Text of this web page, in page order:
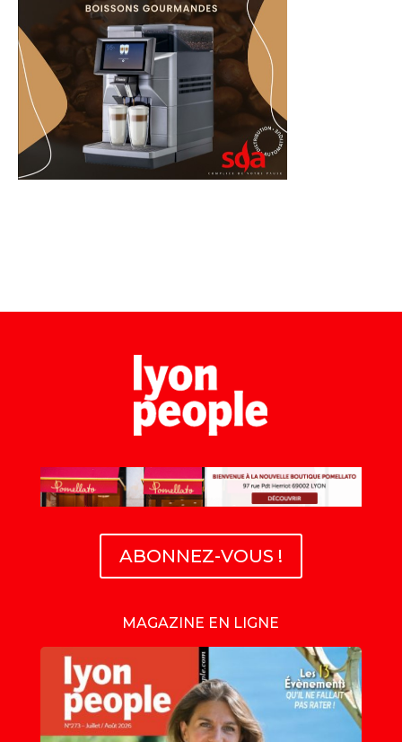
ABONNEZ-VOUS !
MAGAZINE EN LIGNE